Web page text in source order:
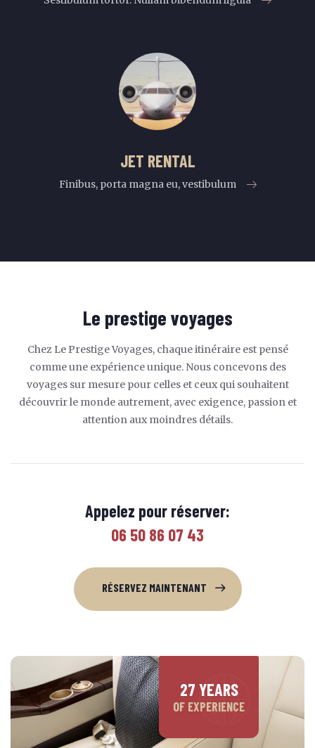
JET RENTAL
Finibus, porta magna eu, vestibulum
Le prestige voyages
Chez Le Prestige Voyages, chaque itinéraire est pensé
comme une expérience unique. Nous concevons des
voyages sur mesure pour celles et ceux qui souhaitent
découvrir le monde autrement, avec exigence, passion et
attention aux moindres détails.
Appelez pour réserver:
06 50 86 07 43
RÉSERVEZ MAINTENANT
27 YEARS
OF EXPERIENCE